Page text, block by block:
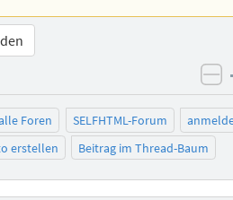
Foren SELFHTML-Forum
erstellen
Beitrag im Thread-Baum